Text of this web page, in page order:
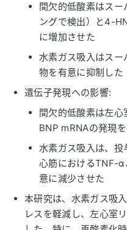
間欠的低酸素はスー
ングで検出）と4-
に増加させた
水素ガス吸入はス
物を有意に抑制した
遺伝子発現への影響:
間欠的低酸素は左心
BNP mRNAの発現
水素ガス吸入は、投
心筋におけるTNF-α
意に減少させた
本研究は、水素ガス吸
レスを軽減し、左心室